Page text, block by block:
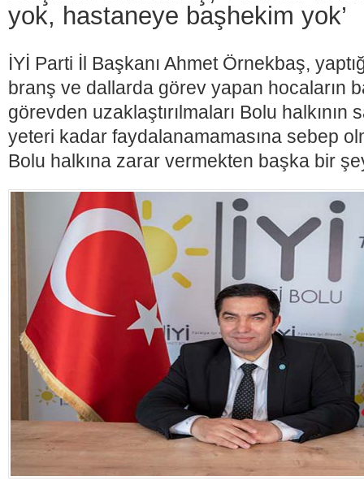
yok, hastaneye başhekim yok’
İYİ Parti İl Başkanı Ahmet Örnekbaş,
branş ve dallarda görev yapan hocaların
görevden uzaklaştırılmaları Bolu halkının
yeteri kadar faydalanamamasına sebep
Bolu halkına zarar vermekten başka bir